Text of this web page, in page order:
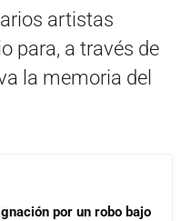
artistas
para, a través de
la memoria del
por un robo bajo